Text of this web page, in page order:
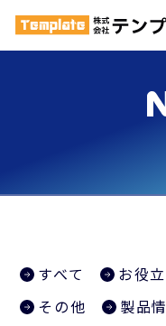
すべて お役
その他
製品